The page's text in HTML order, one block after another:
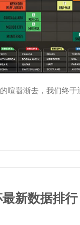
喧嚣渐去，我们终
新数据排